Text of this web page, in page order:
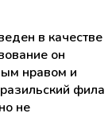
в качестве
он
нравом и
фила
не